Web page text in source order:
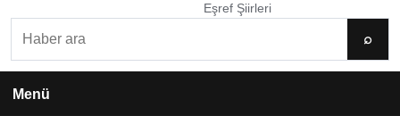
Eşref Şiirleri
⌕
Menü